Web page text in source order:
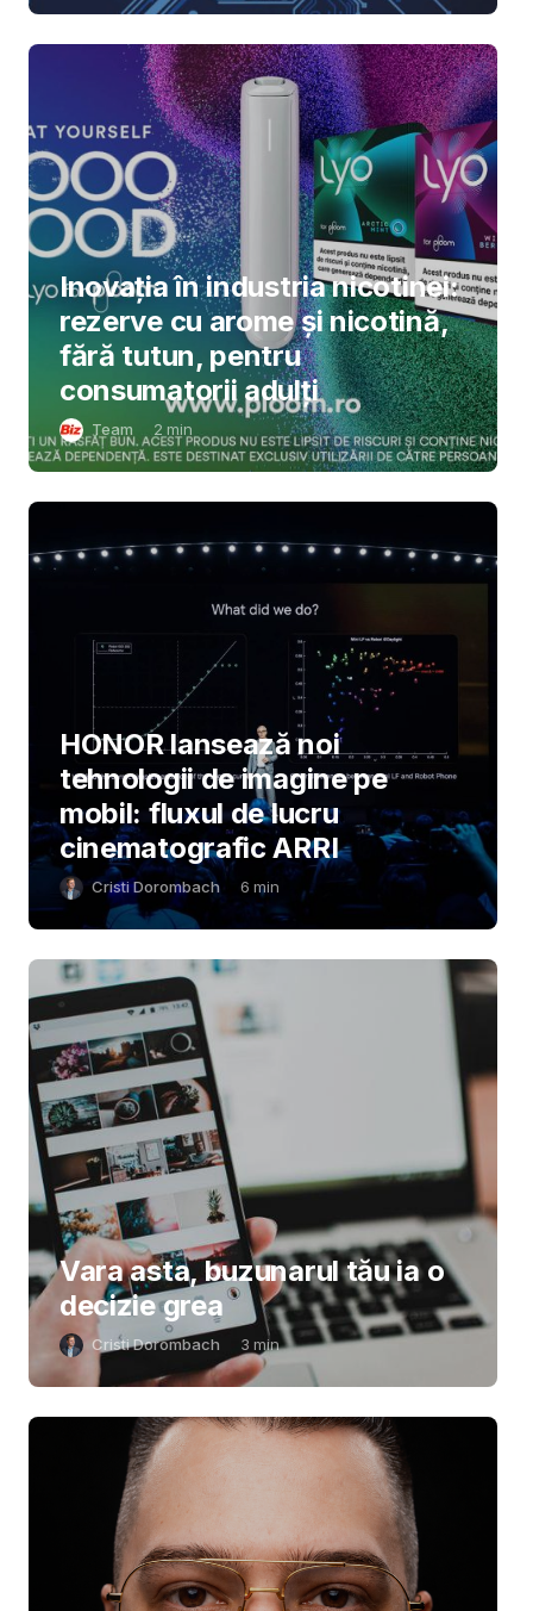
Inovația în industria nicotinei:
rezerve cu arome și nicotină,
fără tutun, pentru
consumatorii adulți
Team 2 min
HONOR lansează noi
tehnologii de imagine pe
mobil: fluxul de lucru
cinematografic ARRI
Cristi Dorombach 6 min
Vara asta, buzunarul tău ia o
decizie grea
Cristi Dorombach 3 min